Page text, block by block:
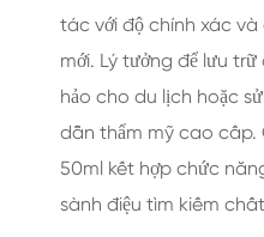
tác với độ chính xác
mới. Lý tưởng để lưu
hảo cho du lịch hoặc
dẫn thẩm mỹ cao cấp.
50ml kết hợp chức
sành điệu tìm kiếm